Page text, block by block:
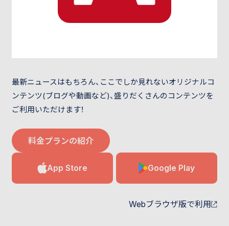
最新ニュースはもちろん、ここでしか見れないオリジナルコ
ンテンツ(ブログや動画など)、盛りだくさんのコンテンツを
ご利用いただけます！
料金プランの紹介
App Store Google Play
Webブラウザ版で利用